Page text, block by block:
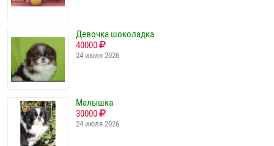
Девочка шоколадка
40000
24 июля 2026
Малышка
30000
24 июля 2026